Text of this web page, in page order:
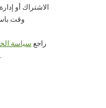
الاشتراك أو
وقت
. راجع سياسة